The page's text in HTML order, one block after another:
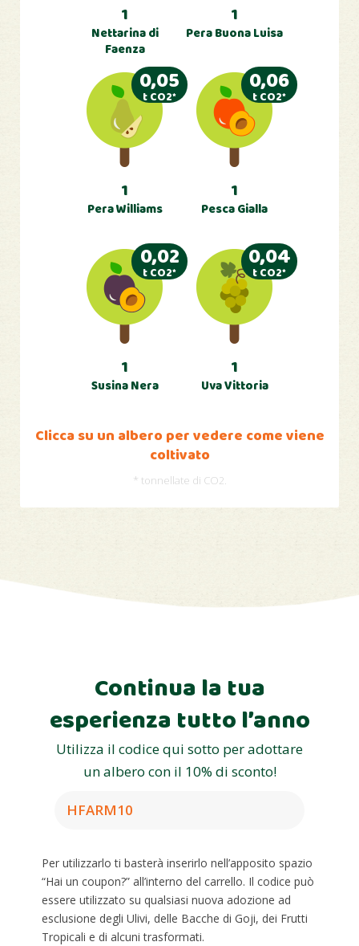
1
Nettarina di
Faenza
1
Pera Buona Luisa
0,05
t CO2*
1
Pera Williams
0,06
t CO2*
1
Pesca Gialla
0,02
t CO2*
1
Susina Nera
0,04
t CO2*
1
Uva Vittoria
Clicca su un albero per vedere come viene
coltivato
* tonnellate di CO2.
Continua la tua
esperienza tutto l’anno
Utilizza il codice qui sotto per adottare
un albero con il 10% di sconto!
HFARM10
Per utilizzarlo ti basterà inserirlo nell’apposito spazio
“Hai un coupon?” all’interno del carrello. Il codice può
essere utilizzato su qualsiasi nuova adozione ad
esclusione degli Ulivi, delle Bacche di Goji, dei Frutti
Tropicali e di alcuni trasformati.